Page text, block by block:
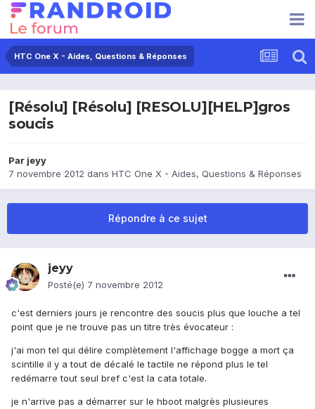
HTC One X - Aides, Questions & Réponses
[Résolu] [Résolu] [RESOLU][HELP]gros
soucis
Par jeyy
7 novembre 2012 dans HTC One X - Aides, Questions & Réponses
Répondre à ce sujet
jeyy
Posté(e) 7 novembre 2012
c'est derniers jours je rencontre des soucis plus que louche a tel
point que je ne trouve pas un titre très évocateur :
j'ai mon tel qui délire complètement l'affichage bogge a mort ça
scintille il y a tout de décalé le tactile ne répond plus le tel
redémarre tout seul bref c'est la cata totale.
je n'arrive pas a démarrer sur le hboot malgrès plusieures